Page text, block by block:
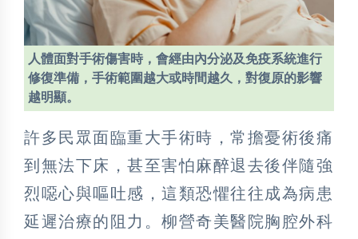
人體面對手術傷害時，會經由內分泌及免疫系統進行
修復準備，手術範圍越大或時間越久，對復原的影響
越明顯。
許多民眾面臨重大手術時，常擔憂術後痛
到無法下床，甚至害怕麻醉退去後伴隨強
烈噁心與嘔吐感，這類恐懼往往成為病患
延遲治療的阻力。柳營奇美醫院胸腔外科